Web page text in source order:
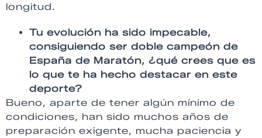
longitud.
Tu evolución ha sido impecable,
consiguiendo ser doble campeón de
España de Maratón, ¿qué crees que es
lo que te ha hecho destacar en este
deporte?
Bueno, aparte de tener algún mínimo de
condiciones, han sido muchos años de
preparación exigente, mucha paciencia y